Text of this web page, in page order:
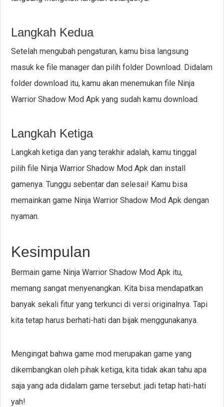
Langkah Kedua
Setelah mengubah pengaturan, kamu bisa langsung
masuk ke file manager dan pilih folder Download. Didalam
folder download itu, kamu akan menemukan file Ninja
Warrior Shadow Mod Apk yang sudah kamu download.
Langkah Ketiga
Langkah ketiga dan yang terakhir adalah, kamu tinggal
pilih file Ninja Warrior Shadow Mod Apk dan install
gamenya. Tunggu sebentar dan selesai! Kamu bisa
memainkan game Ninja Warrior Shadow Mod Apk dengan
nyaman.
Kesimpulan
Bermain game Ninja Warrior Shadow Mod Apk itu,
memang sangat menyenangkan. Kita bisa mendapatkan
banyak sekali fitur yang terkunci di versi originalnya. Tapi
kita tetap harus berhati-hati dan bijak menggunakanya.
Mengingat bahwa game mod merupakan game yang
dikembangkan oleh pihak ketiga, kita tidak akan tahu apa
saja yang ada didalam game tersebut. jadi tetap hati-hati
yah!